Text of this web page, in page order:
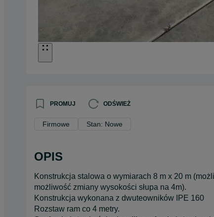
PROMUJ ODŚWIEŻ
Firmowe Stan: Nowe
OPIS
Konstrukcja stalowa o wymiarach 8 m x 20 m
możliwość zmiany wysokości słupa na 4m).
Konstrukcja wykonana z dwuteowników IPE 160
Rozstaw ram co 4 metry.